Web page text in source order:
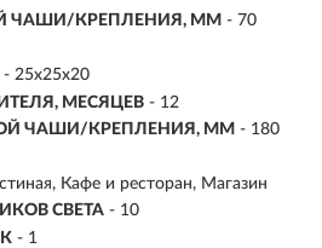
ЧАШИ/КРЕПЛЕНИЯ, ММ - 70
- 25x25x20
МЕСЯЦЕВ - 12
ЧАШИ/КРЕПЛЕНИЯ, ММ - 180
Кафе и ресторан, Магазин
СВЕТА - 10
- 1